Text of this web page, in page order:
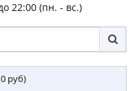
22:00 (пн. - вс.)
руб)